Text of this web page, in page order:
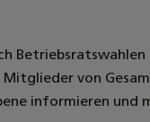
Mitglieder von
informieren und